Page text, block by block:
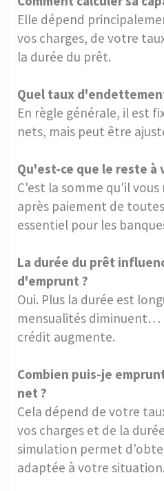
Elle dépend
vos charges, de votre
la durée du prêt.
Quel taux
En règle générale, il est
nets, mais peut être
Qu'est-ce que le reste à
C'est la somme qu'il
après paiement de
essentiel pour les
La durée du prêt
d'emprunt ?
Oui. Plus la durée est
mensualités diminuent…
crédit augmente.
Combien puis-je
net ?
Cela dépend de votre
vos charges et de la
simulation permet
adaptée à votre situation.